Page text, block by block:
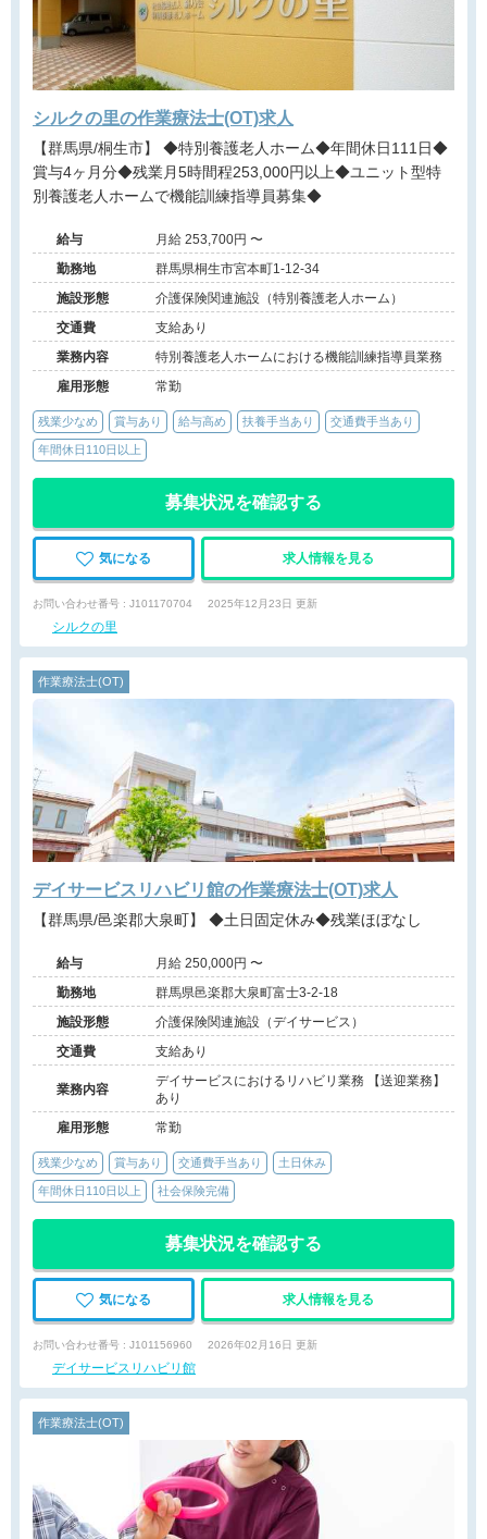
シルクの里の作業療法士(OT)求人
【群馬県/桐生市】 ◆特別養護老人ホーム◆年間休日111日◆
賞与4ヶ月分◆残業月5時間程253,000円以上◆ユニット型特
別養護老人ホームで機能訓練指導員募集◆
給与
月給 253,700円 〜
勤務地
群馬県桐生市宮本町1-12-34
施設形態
介護保険関連施設（特別養護老人ホーム）
交通費
支給あり
業務内容
特別養護老人ホームにおける機能訓練指導員業務
雇用形態
常勤
残業少なめ 賞与あり 給与高め 扶養手当あり 交通費手当あり
年間休日110日以上
募集状況を確認する
気になる 求人情報を見る
お問い合わせ番号 : J101170704 2025年12月23日 更新
シルクの里
作業療法士(OT)
デイサービスリハビリ館の作業療法士(OT)求人
【群馬県/邑楽郡大泉町】 ◆土日固定休み◆残業ほぼなし
給与
月給 250,000円 〜
勤務地
群馬県邑楽郡大泉町富士3-2-18
施設形態
介護保険関連施設（デイサービス）
交通費
支給あり
業務内容
デイサービスにおけるリハビリ業務 【送迎業務】
あり
雇用形態
常勤
残業少なめ 賞与あり 交通費手当あり 土日休み
年間休日110日以上 社会保険完備
募集状況を確認する
気になる 求人情報を見る
お問い合わせ番号 : J101156960 2026年02月16日 更新
デイサービスリハビリ館
作業療法士(OT)